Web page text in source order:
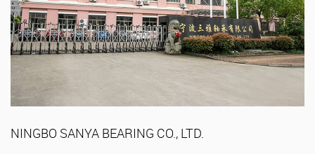
NINGBO SANYA BEARING CO., LTD.